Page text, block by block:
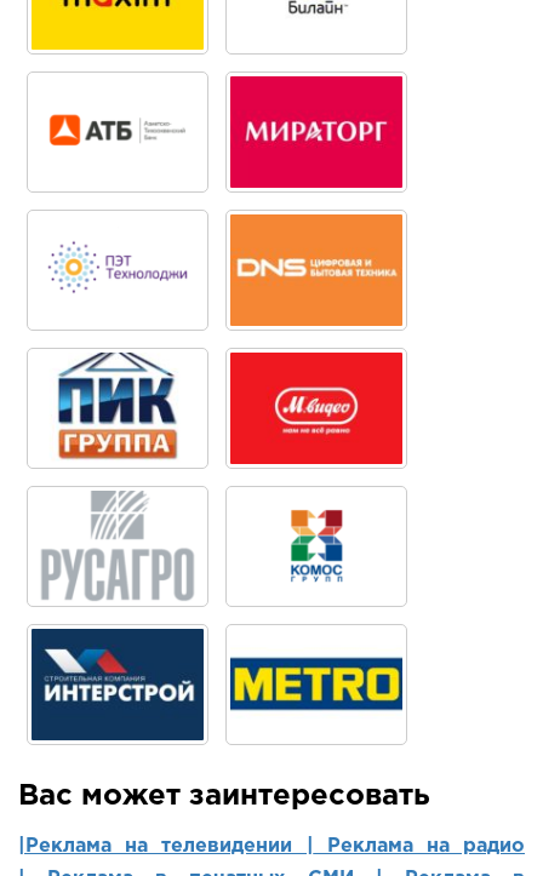
Вас может заинтересовать
|Реклама на телевидении |
Реклама на радио